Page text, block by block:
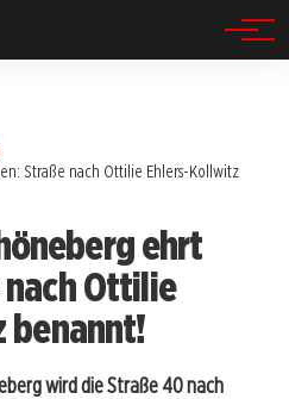
Straße nach Ottilie Ehlers-Kollwitz
ehrt
Ottilie
benannt!
wird die Straße 40 nach